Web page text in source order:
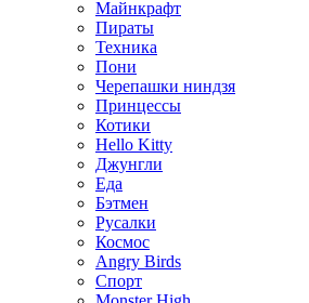
Майнкрафт
Пираты
Техника
Пони
Черепашки ниндзя
Принцессы
Котики
Hello Kitty
Джунгли
Еда
Бэтмен
Русалки
Космос
Angry Birds
Спорт